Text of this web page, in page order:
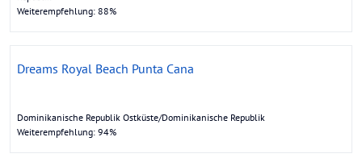
Weiterempfehlung: 88%
Dreams Royal Beach Punta Cana
Dominikanische Republik Ostküste/Dominikanische Republik
Weiterempfehlung: 94%